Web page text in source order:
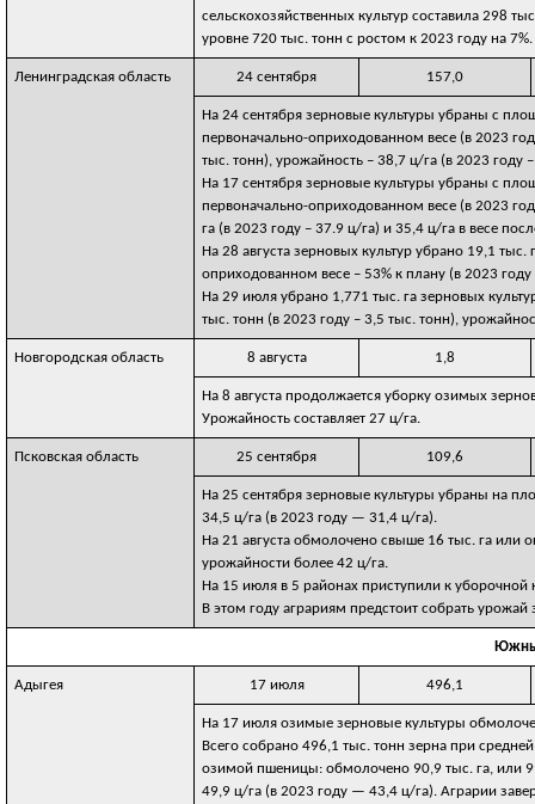
сельскохозяйственных культур составила 298
уровне 720 тыс. тонн с ростом к 2023 году на 7%.
Ленинградская область 24 сентября 157,0
На 24 сентября зерновые культуры убраны с
первоначально-оприходованном весе (в 2023
тыс. тонн), урожайность – 38,7 ц/га (в 2023 году
На 17 сентября зерновые культуры убраны с
первоначально-оприходованном весе (в 2023
га (в 2023 году – 37.9 ц/га) и 35,4 ц/га в весе
На 28 августа зерновых культур убрано 19,1
оприходованном весе – 53% к плану (в 2023
На 29 июля убрано 1,771 тыс. га зерновых
тыс. тонн (в 2023 году – 3,5 тыс. тонн),
Новгородская область 8 августа 1,8
На 8 августа продолжается уборку озимых
Урожайность составляет 27 ц/га.
Псковская область 25 сентября 109,6
На 25 сентября зерновые культуры убраны на
34,5 ц/га (в 2023 году — 31,4 ц/га).
На 21 августа обмолочено свыше 16 тыс. га или
урожайности более 42 ц/га.
На 15 июля в 5 районах приступили к уборочной
В этом году аграриям предстоит собрать
Адыгея 17 июля 496,1
На 17 июля озимые зерновые культуры
Всего собрано 496,1 тыс. тонн зерна при
озимой пшеницы: обмолочено 90,9 тыс. га, или
49,9 ц/га (в 2023 году — 43,4 ц/га). Аграрии